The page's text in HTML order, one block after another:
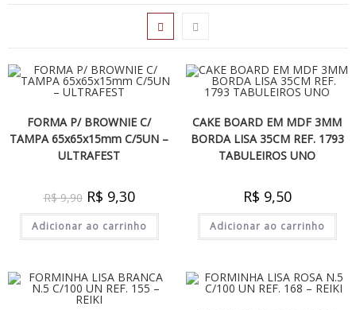
FORMA P/ BROWNIE C/
TAMPA 65x65x15mm C/5UN –
ULTRAFEST
R$9,90 R$ 9,30
Adicionar ao carrinho
CAKE BOARD EM MDF 3MM
BORDA LISA 35CM REF. 1793
TABULEIROS UNO
R$ 9,50
Adicionar ao carrinho